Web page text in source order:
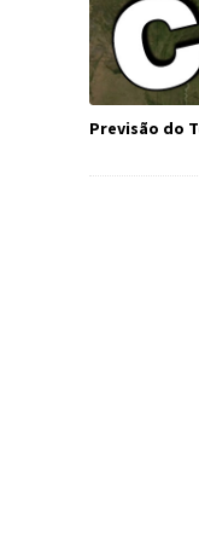
Previsão do